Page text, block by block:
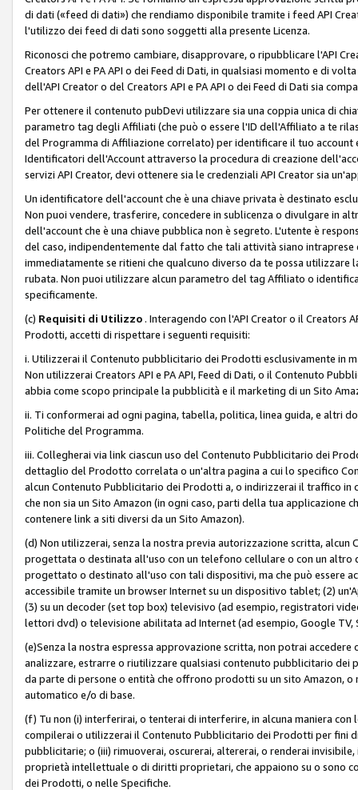
di dati («feed di dati») che rendiamo disponibile tramite i feed API
l'utilizzo dei feed di dati sono soggetti alla presente Licenza.
Riconosci che potremo cambiare, disapprovare, o ripubblicare l'API
Creators API e PA API o dei Feed di Dati, in qualsiasi momento e di
dell'API Creator o del Creators API e PA API o dei Feed di Dati sia
Per ottenere il contenuto pubDevi utilizzare sia una coppia unica di
parametro tag degli Affiliati (che può o essere l'ID dell'Affiliato a te
del Programma di Affiliazione correlato) per identificare il tuo account
Identificatori dell'Account attraverso la procedura di creazione
servizi API Creator, devi ottenere sia le credenziali API Creator sia
Un identificatore dell'account che è una chiave privata è destinato
Non puoi vendere, trasferire, concedere in sublicenza o divulgare in
dell'account che è una chiave pubblica non è segreto. L'utente è
del caso, indipendentemente dal fatto che tali attività siano
immediatamente se ritieni che qualcuno diverso da te possa
rubata. Non puoi utilizzare alcun parametro del tag Affiliato o
specificamente.
(c) Requisiti di Utilizzo . Interagendo con l'API Creator o il Creators
Prodotti, accetti di rispettare i seguenti requisiti:
i. Utilizzerai il Contenuto pubblicitario dei Prodotti esclusivamente in
Non utilizzerai Creators API e PA API, Feed di Dati, o il Contenuto
abbia come scopo principale la pubblicità e il marketing di un Sito
ii. Ti conformerai ad ogni pagina, tabella, politica, linea guida, e altri
Politiche del Programma.
iii. Collegherai via link ciascun uso del Contenuto Pubblicitario dei
dettaglio del Prodotto correlata o un'altra pagina a cui lo specifico
alcun Contenuto Pubblicitario dei Prodotti a, o indirizzerai il traffico in
che non sia un Sito Amazon (in ogni caso, parti della tua
contenere link a siti diversi da un Sito Amazon).
(d) Non utilizzerai, senza la nostra previa autorizzazione scritta,
progettata o destinata all'uso con un telefono cellulare o con un
progettato o destinato all'uso con tali dispositivi, ma che può essere
accessibile tramite un browser Internet su un dispositivo tablet; (2)
(3) su un decoder (set top box) televisivo (ad esempio, registratori
lettori dvd) o televisione abilitata ad Internet (ad esempio, Google TV,
(e)Senza la nostra espressa approvazione scritta, non potrai
analizzare, estrarre o riutilizzare qualsiasi contenuto pubblicitario
da parte di persone o entità che offrono prodotti su un sito Amazon,
automatico e/o di base.
(f) Tu non (i) interferirai, o tenterai di interferire, in alcuna maniera
compilerai o utilizzerai il Contenuto Pubblicitario dei Prodotti per
pubblicitarie; o (iii) rimuoverai, oscurerai, altererai, o renderai
proprietà intellettuale o di diritti proprietari, che appaiono su o sono
dei Prodotti, o nelle Specifiche.